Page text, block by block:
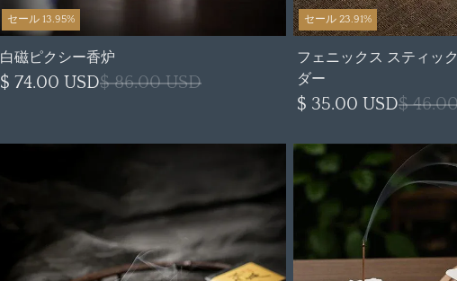
セール 13.95%
白磁ピクシー香炉
$ 74.00 USD$ 86.00 USD
セール 23.91%
フェニックス スティッ
ダー
$ 35.00 USD$